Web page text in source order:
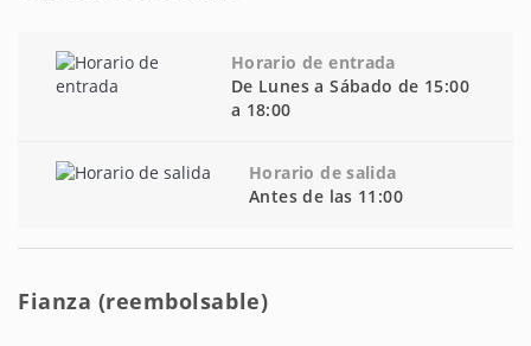
Horario de entrada
De Lunes a Sábado de 15:00
a 18:00
Horario de salida
Antes de las 11:00
Fianza (reembolsable)